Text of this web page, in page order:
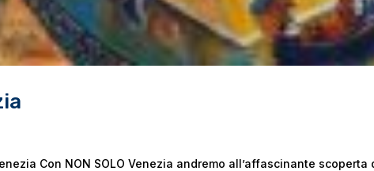
Con NON SOLO Venezia andremo all’affascinante scoperta